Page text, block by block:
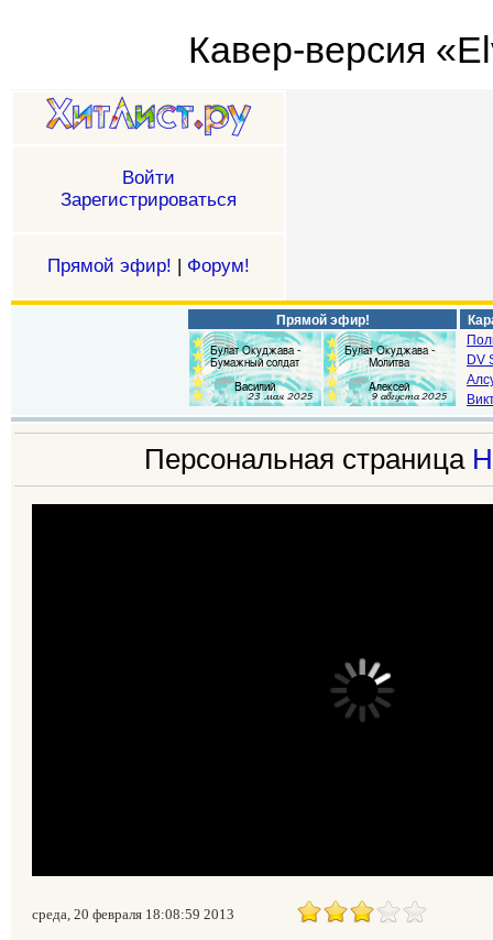
Кавер-версия
Войти
Зарегистрироваться
Прямой эфир! | Форум!
Прямой эфир!
DV
Персональная страница
среда, 20 февраля 18:08:59 2013